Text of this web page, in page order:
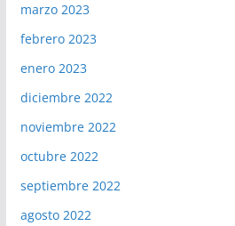
marzo 2023
febrero 2023
enero 2023
diciembre 2022
noviembre 2022
octubre 2022
septiembre 2022
agosto 2022